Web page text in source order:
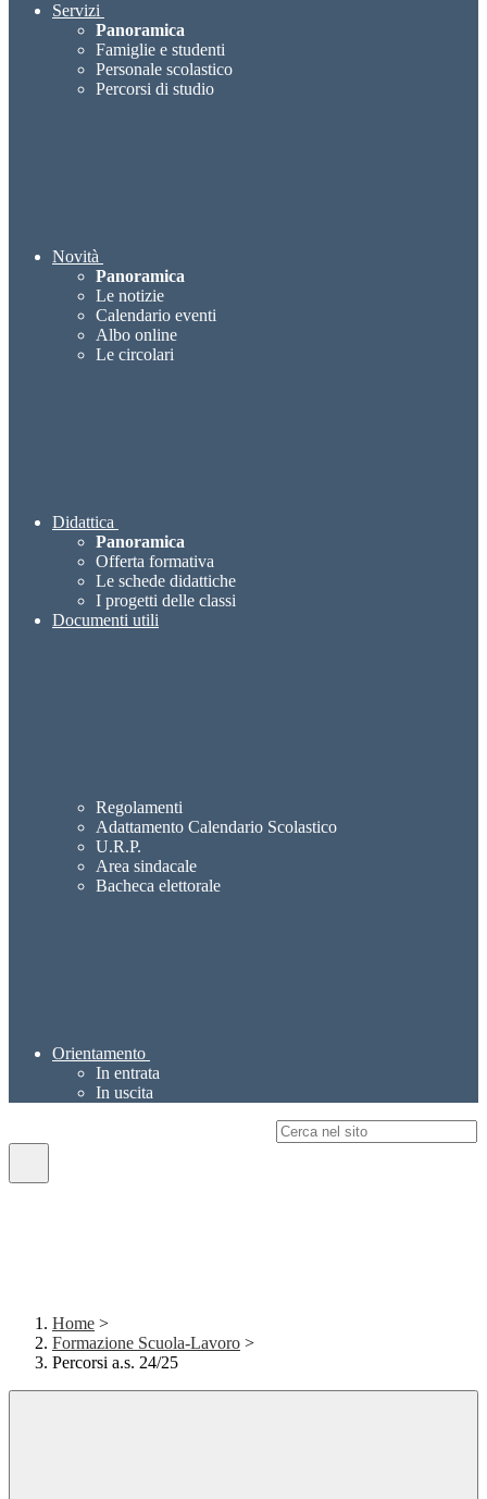
Servizi
Panoramica
Famiglie e studenti
Personale scolastico
Percorsi di studio
Novità
Panoramica
Le notizie
Calendario eventi
Albo online
Le circolari
Didattica
Panoramica
Offerta formativa
Le schede didattiche
I progetti delle classi
Documenti utili
Regolamenti
Adattamento Calendario Scolastico
U.R.P.
Area sindacale
Bacheca elettorale
Orientamento
In entrata
In uscita
Home >
Formazione Scuola-Lavoro >
Percorsi a.s. 24/25